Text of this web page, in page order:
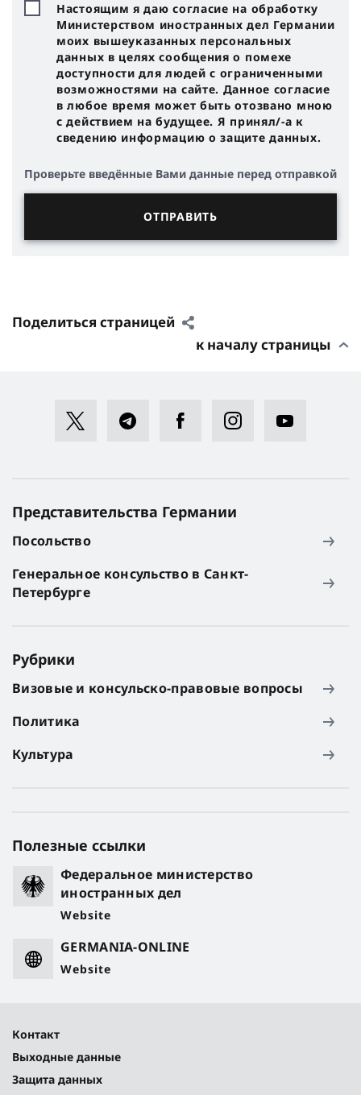
Настоящим я даю согласие на обработку
Министерством иностранных дел Германии
моих вышеуказанных персональных
данных в целях сообщения о помехе
доступности для людей с ограниченными
возможностями на сайте. Данное согласие
в любое время может быть отозвано мною
с действием на будущее. Я принял/-a к
сведению информацию о защите данных.
Проверьте введённые Вами данные перед отправкой
Поделиться страницей
к началу страницы
Представительства Германии
Посольство
Генеральное консульство в Санкт-
Петербурге
Рубрики
Визовые и консульско-правовые вопросы
Политика
Культура
Полезные ссылки
Федеральное министерство
иностранных дел
Website
GERMANIA-ONLINE
Website
Контакт
Выходные данные
Защита данных